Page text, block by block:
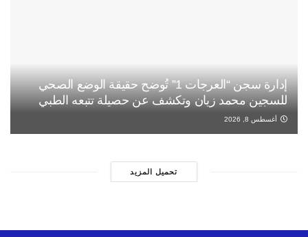
إدارة سجن “العرجات 1” تُوضح حقيقة الوضع الصحي
للسجين محمد زيان وتكشف عن حصيلة تتبعه الطبي
أغسطس 8, 2026
تحميل المزيد